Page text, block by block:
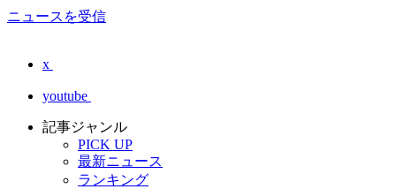
ニュースを受信
x
youtube
記事ジャンル
PICK UP
最新ニュース
ランキング